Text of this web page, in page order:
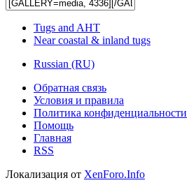
Tugs and AHT
Near coastal & inland tugs
Russian (RU)
Обратная связь
Условия и правила
Политика конфиденциальности
Помощь
Главная
RSS
Локализация от XenForo.Info